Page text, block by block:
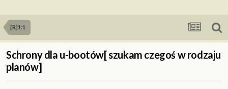
[R]1:1
Schrony dla u-bootów[ szukam czegoś w rodzaju
planów]